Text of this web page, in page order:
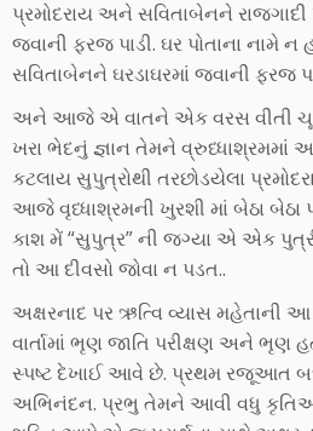
પ્રમોદરાય અને સવિતાબેનને
જવાની ફરજ પાડી. ઘર પોતાના નામે ન
સવિતાબેનને ઘરડાઘરમાં જવાની ફરજ
અને આજે એ વાતને એક વરસ વીતી
ખરા ભેદનું જ્ઞાન તેમને વ્રુધ્ધાશ્રમમાં
કટલાય સુપુત્રોથી તરછોડયેલા
આજે વૃધ્ધાશ્રમની ખુરશી માં બેઠા બેઠા
કાશ મેં “સુપુત્ર” ની જ્ગ્યા એ એક
તો આ દીવસો જોવા ન પડત..
અક્ષરનાદ પર ઋત્વિ વ્યાસ મહેતાની
વાર્તામાં ભૃણ જાતિ પરીક્ષણ અને ભૃણ
સ્પષ્ટ દેખાઈ આવે છે. પ્રથમ રજૂઆત
અભિનંદન. પ્રભુ તેમને આવી વધુ